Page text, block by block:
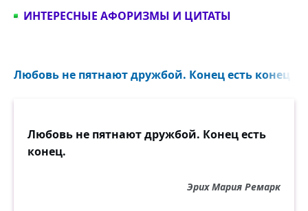
ИНТЕРЕСНЫЕ АФОРИЗМЫ И ЦИТАТЫ
Любовь не пятнают дружбой. Конец есть конец...
Любовь не пятнают дружбой. Конец есть
конец.
Эрих Мария Ремарк